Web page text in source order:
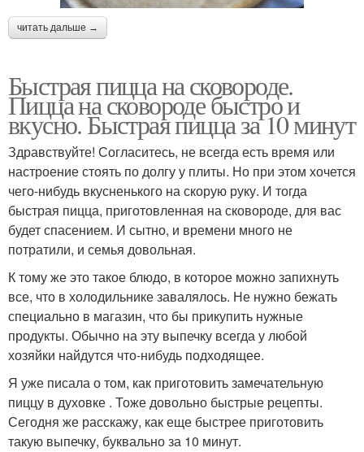
читать дальше →
Быстрая пицца на сковороде.
Пицца на сковороде быстро и
вкусно. Быстрая пицца за 10 минут
Здравствуйте! Согласитесь, не всегда есть время или
настроение стоять по долгу у плиты. Но при этом хочется
чего-нибудь вкусненького на скорую руку. И тогда
быстрая пицца, приготовленная на сковороде, для вас
будет спасением. И сытно, и времени много не
потратили, и семья довольная.
К тому же это такое блюдо, в которое можно запихнуть
все, что в холодильнике завалялось. Не нужно бежать
специально в магазин, что бы прикупить нужные
продукты. Обычно на эту выпечку всегда у любой
хозяйки найдутся что-нибудь подходящее.
Я уже писала о том, как приготовить замечательную
пиццу в духовке . Тоже довольно быстрые рецепты.
Сегодня же расскажу, как еще быстрее приготовить
такую выпечку, буквально за 10 минут.